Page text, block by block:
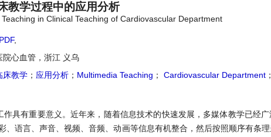
教学过程中的应用分析
in Clinical Teaching of Cardiovascular Department
PDF,
院心血管，浙江 义乌
床教学 ； 应用分析 ； Multimedia Teaching ； Cardiovascular Department ；
作具有重要意义。近年来，随着信息技术的快速发展，多媒体教学已经
、语言、声音、视频、音频、动画等信息有机整合，然后按照顺序有条